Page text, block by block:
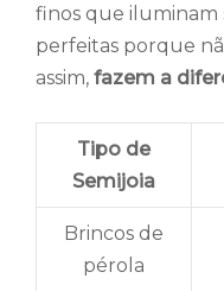
finos que iluminam
perfeitas porque
assim, fazem a
Tipo de
Semijoia
Brincos de
pérola